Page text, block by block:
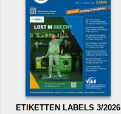
ETIKETTEN LABELS 3/2026